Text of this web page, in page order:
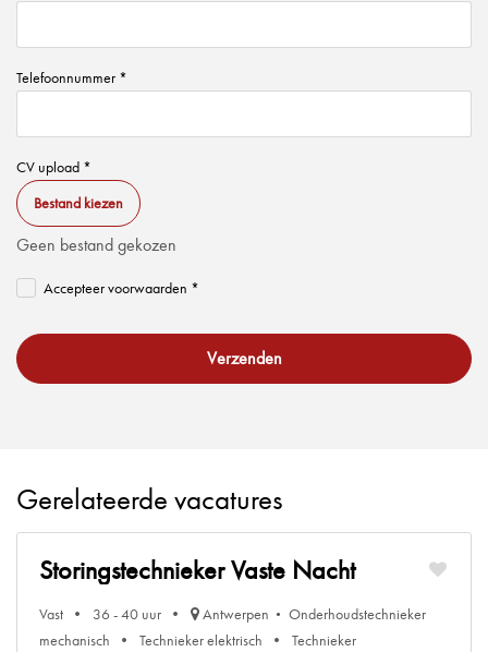
Telefoonnummer *
CV upload *
Bestand kiezen
Geen bestand gekozen
Accepteer voorwaarden *
Verzenden
Gerelateerde vacatures
Storingstechnieker Vaste Nacht
Vast 36 - 40 uur Antwerpen
Onderhoudstechnieker
mechanisch
Technieker elektrisch
Technieker